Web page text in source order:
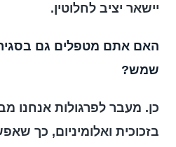
יישאר יציב לחלוטין.
האם אתם מטפלים גם
שמש?
כן. מעבר לפרגולות אנחנו
בזכוכית ואלומיניום, כך